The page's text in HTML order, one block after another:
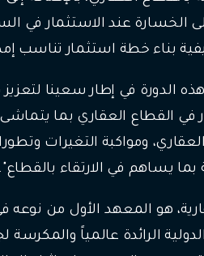
الخسارة عند الاستثمار في
بناء خطة استثمار تناسب
في إطار سعينا لتعزيز
في القطاع العقاري بما
ومواكبة التغيرات
يساهم في الارتقاء بالقطاع".
هو المعهد الأول من
الرائدة عالمياً